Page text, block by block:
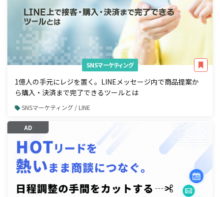
SNSマーケティング
1億人の手元にレジを置く。LINEメッセージ内で商品提案か
ら購入・決済まで完了できるツールとは
SNSマーケティング / LINE
AD